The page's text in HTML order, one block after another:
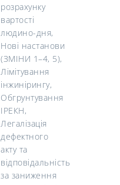
розрахунку
вартості
людино-дня,
Нові настанови
(ЗМІНИ 1–4, 5),
Лімітування
інжинірингу,
Обгрунтування
ІРЕКН,
Легалізація
дефектного
акту та
відповідальність
за заниження